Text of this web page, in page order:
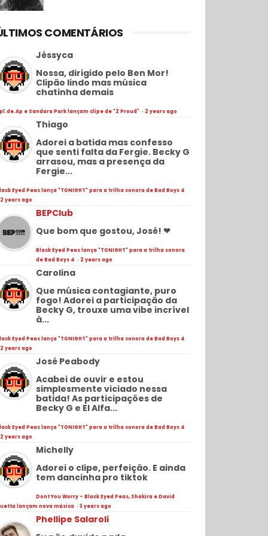
COMENTÁRIOS
Jéssyca
Nossa, dirigido pelo Ben Mor!
Clipão lindo mas música
chatinha demais
e Sandara Park lançam clipe de "2 Proud" · 2 years ago
Thiago
Adorei a batida mas confesso
que senti falta da Fergie. Becky G
arrasou, mas a presença da
Fergie...
Eyed Peas lança "TONIGHT" para a trilha sonora de Bad Boys 4
2 years ago
BEPClub
Que bom que gostou, José! ❤
Black Eyed Peas lança "TONIGHT" para a trilha sonora
de Bad Boys 4 · 2 years ago
Carolina
Que música contagiante, puro
fogo! Adorei a participação da
Becky G, trouxe uma vibe incrível
à...
Eyed Peas lança "TONIGHT" para a trilha sonora de Bad Boys 4
2 years ago
José Peabody
Acabei de ouvir e estou
simplesmente viciado nessa
batida! As participações de
Becky G e El Alfa...
Eyed Peas lança "TONIGHT" para a trilha sonora de Bad Boys 4
2 years ago
Michelly
Adorei o clipe, perfeição. E ainda
tem dancinha pro tiktok
Dont You Worry - Black Eyed Peas, Shakira e David
lançam nova música · 3 years ago
Phellipe Salaroli